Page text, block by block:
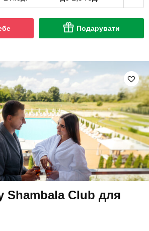
Подарувати
Shambala Club для